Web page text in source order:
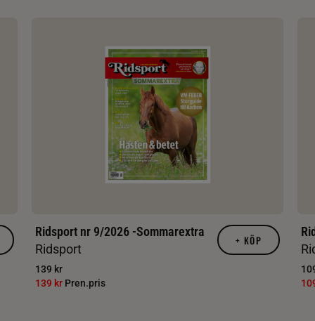
Ridsport nr 9/2026 -Sommarextra
Ridsport
139 kr
139 kr Pren.pris
+ KÖP